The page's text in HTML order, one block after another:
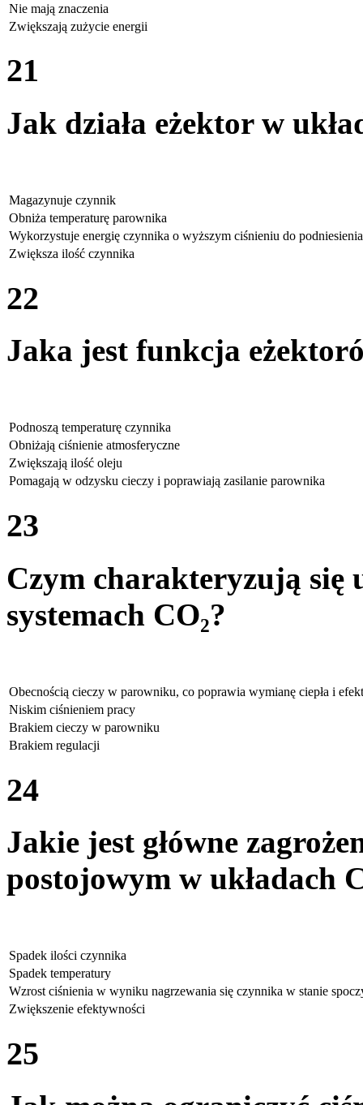
Nie mają znaczenia
Zwiększają zużycie energii
21
Jak działa eżektor w
Magazynuje czynnik
Obniża temperaturę parownika
Wykorzystuje energię czynnika o wyższym ciśnieniu do
Zwiększa ilość czynnika
22
Jaka jest funkcja
Podnoszą temperaturę czynnika
Obniżają ciśnienie atmosferyczne
Zwiększają ilość oleju
Pomagają w odzysku cieczy i poprawiają zasilanie parownika
23
Czym charakteryzują się
systemach CO₂?
Obecnością cieczy w parowniku, co poprawia wymianę ciepła i
Niskim ciśnieniem pracy
Brakiem cieczy w parowniku
Brakiem regulacji
24
Jakie jest główne
postojowym w układach
Spadek ilości czynnika
Spadek temperatury
Wzrost ciśnienia w wyniku nagrzewania się czynnika w stanie
Zwiększenie efektywności
25